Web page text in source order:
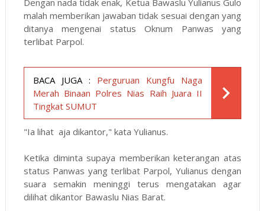
Dengan nada tidak enak, Ketua Bawaslu Yulianus Gulo
malah memberikan jawaban tidak sesuai dengan yang
ditanya mengenai status Oknum Panwas yang
terlibat Parpol.
BACA JUGA :
Perguruan Kungfu Naga
Merah Binaan Polres Nias Raih Juara II
Tingkat SUMUT
"Ia lihat aja dikantor," kata Yulianus.
Ketika diminta supaya memberikan keterangan atas
status Panwas yang terlibat Parpol, Yulianus dengan
suara semakin meninggi terus mengatakan agar
dilihat dikantor Bawaslu Nias Barat.